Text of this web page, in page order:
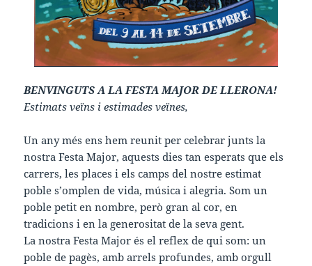
BENVINGUTS A LA FESTA MAJOR DE LLERONA!
Estimats veïns i estimades veïnes,
Un any més ens hem reunit per celebrar junts la
nostra Festa Major, aquests dies tan esperats que els
carrers, les places i els camps del nostre estimat
poble s’omplen de vida, música i alegria. Som un
poble petit en nombre, però gran al cor, en
tradicions i en la generositat de la seva gent.
La nostra Festa Major és el reflex de qui som: un
poble de pagès, amb arrels profundes, amb orgull